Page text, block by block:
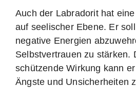
Auch der Labradorit hat
auf seelischer Ebene. Er
negative Energien
Selbstvertrauen zu stärken.
schützende Wirkung kann
Ängste und Unsicherheiten